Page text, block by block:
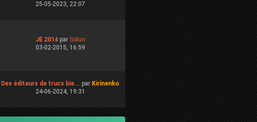
25-05-2023, 22:07
JE 2014par Solun
03-02-2015, 16:59
Des éditeurs de trucs bie... par Kirinenko
24-06-2024, 19:31